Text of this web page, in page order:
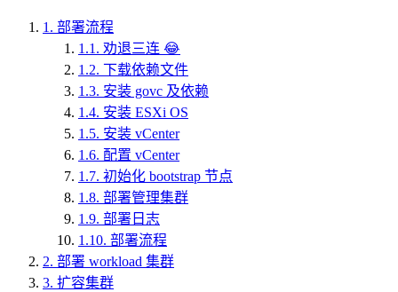
1. 部署流程
1.1. 劝退三连 😂
1.2. 下载依赖文件
1.3. 安装 govc 及依赖
1.4. 安装 ESXi OS
1.5. 安装 vCenter
1.6. 配置 vCenter
1.7. 初始化 bootstrap 节点
1.8. 部署管理集群
1.9. 部署日志
1.10. 部署流程
2. 部署 workload 集群
3. 扩容集群